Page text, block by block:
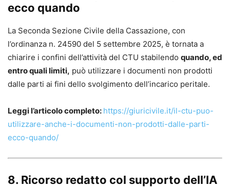
ecco quando
La Seconda Sezione Civile della Cassazione, con
l’ordinanza n. 24590 del 5 settembre 2025, è tornata a
chiarire i confini dell’attività del CTU stabilendo quando, ed
entro quali limiti, può utilizzare i documenti non prodotti
dalle parti ai fini dello svolgimento dell’incarico peritale.
Leggi l’articolo completo: https://giuricivile.it/il-ctu-puo-
utilizzare-anche-i-documenti-non-prodotti-dalle-parti-
ecco-quando/
8. Ricorso redatto col supporto dell’IA